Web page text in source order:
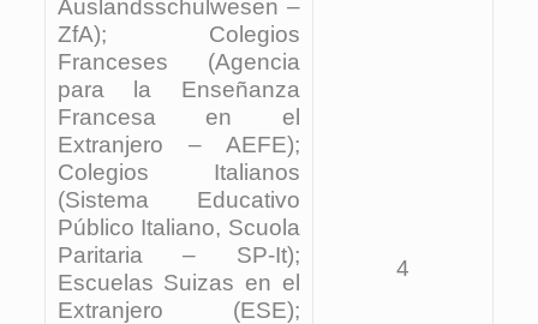
Auslandsschulwesen –
ZfA); Colegios
Franceses (Agencia
para la Enseñanza
Francesa en el
Extranjero – AEFE);
Colegios Italianos
(Sistema Educativo
Público Italiano, Scuola
Paritaria – SP-It);
Escuelas Suizas en el
Extranjero (ESE);
4